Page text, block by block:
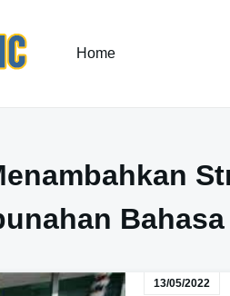
Home
13/05/2022